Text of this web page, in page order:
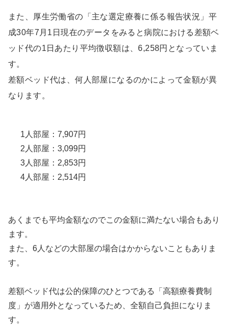
また、厚生労働省の「主な選定療養に係る報告状況」平
成30年7月1日現在のデータをみると病院における差額ベ
ッド代の1日あたり平均徴収額は、6,258円となっていま
す。
差額ベッド代は、何人部屋になるのかによって金額が異
なります。
1人部屋：7,907円
2人部屋：3,099円
3人部屋：2,853円
4人部屋：2,514円
あくまでも平均金額なのでこの金額に満たない場合もあり
ます。
また、6人などの大部屋の場合はかからないこともありま
す。
差額ベッド代は公的保障のひとつである「高額療養費制
度」が適用外となっているため、全額自己負担になりま
す。